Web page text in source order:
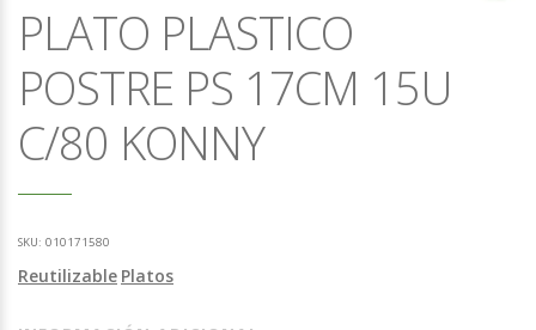
PLATO PLASTICO
POSTRE PS 17CM 15U
C/80 KONNY
SKU: 010171580
Reutilizable Platos